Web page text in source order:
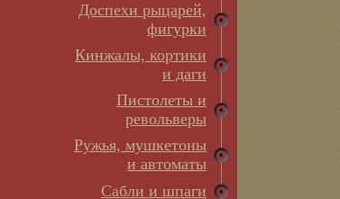
Доспехи рыцарей,
фигурки
Кинжалы, кортики
и даги
Пистолеты и
револьверы
Ружья, мушкетоны
и автоматы
Сабли и шпаги